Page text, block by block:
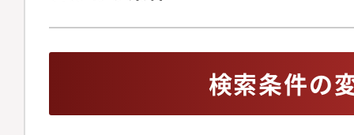
検索条件の